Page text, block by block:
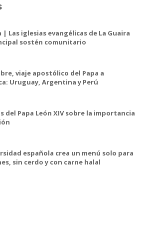
| Las iglesias evangélicas de La Guaira
sostén comunitario
viaje apostólico del Papa a
Uruguay, Argentina y Perú
del Papa León XIV sobre la importancia
española crea un menú solo para
sin cerdo y con carne halal